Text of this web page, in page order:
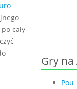
cały
Gry
Pou